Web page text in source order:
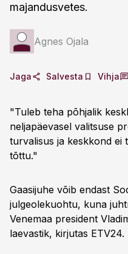
majandusvetes.
Agnes Ojala
Jaga Salvesta Vihja
"Tuleb teha põhjalik
neljapäevasel valitsuse
turvalisus ja keskkond ei
tõttu."
Gaasijuhe võib endast
julgeolekuohtu, kuna
Venemaa president
laevastik, kirjutas ETV24.